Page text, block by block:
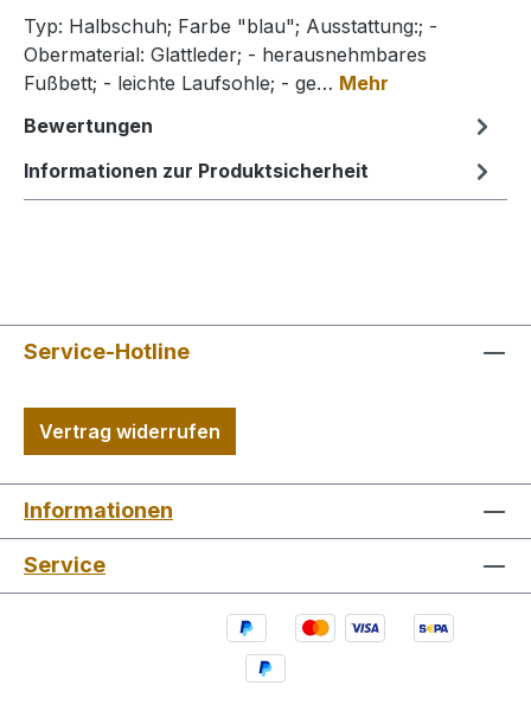
Typ: Halbschuh; Farbe "blau"; Ausstattung:; -
Obermaterial: Glattleder; - herausnehmbares
Fußbett; - leichte Laufsohle; - ge… Mehr
Bewertungen
Informationen zur Produktsicherheit
Service-Hotline
Vertrag widerrufen
Informationen
Service